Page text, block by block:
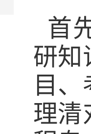
首
研知
目
理清